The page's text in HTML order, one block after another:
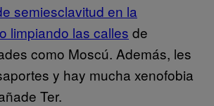
semiesclavitud en la
limpiando las calles de
como Moscú. Además, les
y hay mucha xenofobia
Ter.